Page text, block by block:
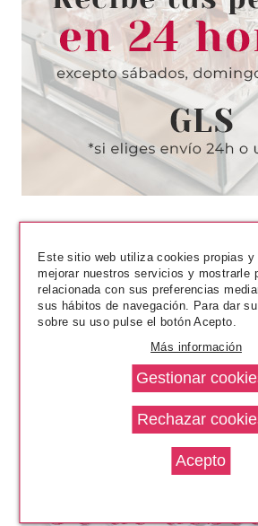
Este sitio web utiliza cookies propias y
mejorar nuestros servicios y mostrarle
relacionada con sus preferencias
sus hábitos de navegación. Para dar
sobre su uso pulse el botón Acepto.
Más información